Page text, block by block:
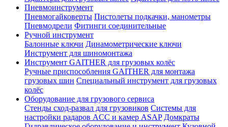
Пневмоинструмент
Пневмогайковерты Пистолеты подкачки, манометры
Пневмодрели Фитинги соединительные
Ручной инструмент
Балонные ключи Динамометрические ключи
Инструмент для шиномонтажа
Инструмент GAITHER для грузовых колёс
Ручные приспособления GAITHER для монтажа
грузовых шин Специальный инструмент для грузовых
колёс
Оборудование для грузового сервиса
Стенды сход-развал для грузовиков Системы для
настройки радаров ACC и камер ASAP Домкраты